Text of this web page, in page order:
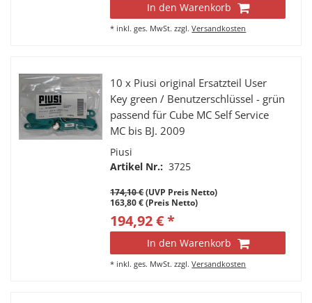
In den Warenkorb
* inkl. ges. MwSt. zzgl.Versandkosten
10 x Piusi original Ersatzteil User
Key green / Benutzerschlüssel - grün
passend für Cube MC Self Service
MC bis BJ. 2009
Piusi
Artikel Nr.: 3725
174,10 €(UVP Preis Netto)
163,80 € (Preis Netto)
194,92 € *
In den Warenkorb
* inkl. ges. MwSt. zzgl.Versandkosten